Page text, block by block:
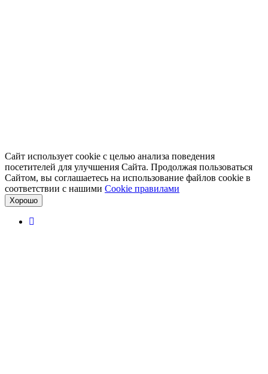
Сайт использует cookie с целью анализа поведения
посетителей для улучшения Сайта. Продолжая пользоваться
Сайтом, вы соглашаетесь на использование файлов cookie в
соответствии с нашими Cookiе правилами
Хорошо